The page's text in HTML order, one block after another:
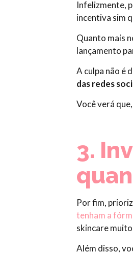
Infelizmente,
incentiva sim
Quanto mais
lançamento
A culpa não é
das redes
Você verá
3.
Por fim,
tenham a
skincare
Além disso,